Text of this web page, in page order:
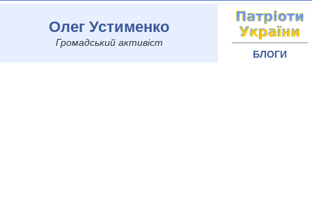
Олег Устименко
Громадський активіст
БЛОГИ